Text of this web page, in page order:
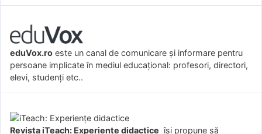
eduVox.ro este un canal de comunicare și informare pentru
persoane implicate în mediul educațional: profesori, directori,
elevi, studenți etc..
Revista iTeach: Experienţe didactice îşi propune să